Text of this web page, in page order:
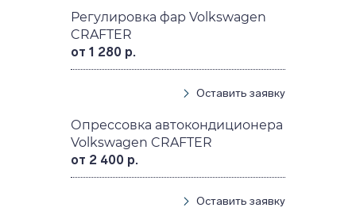
Регулировка фар Volkswagen
CRAFTER
от 1 280 р.
Оставить заявку
Опрессовка автокондиционера
Volkswagen CRAFTER
от 2 400 р.
Оставить заявку